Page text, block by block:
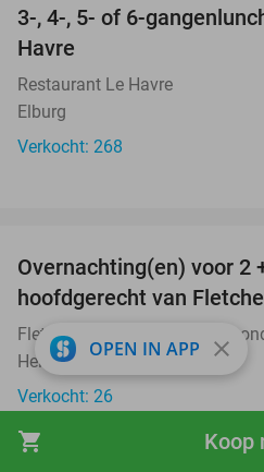
shopping_cart Koop
3-, 4-, 5- of 6-
Havre
Restaurant Le Havre
Elburg
Verkocht: 268
Overnachting(en) voor 2
hoofdgerecht van
Fletcher Wellness-Hotel
Helmond
Verkocht: 26
Excl. ca.
OPEN IN APP close